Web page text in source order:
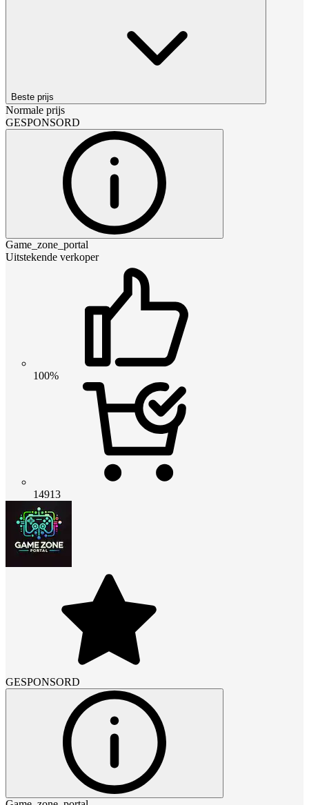
Beste prijs
Normale prijs
GESPONSORD
Game_zone_portal
Uitstekende verkoper
100%
14913
GESPONSORD